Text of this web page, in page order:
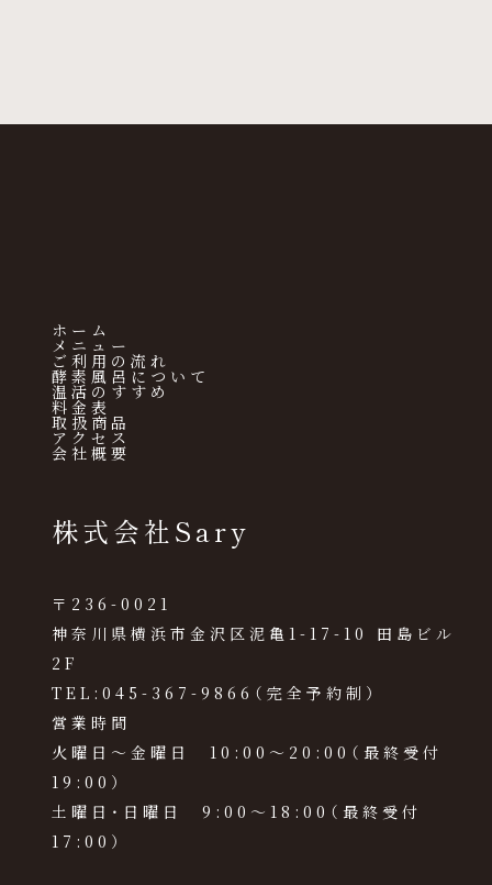
ホーム
メニュー
ご利用の流れ
酵素風呂について
温活のすすめ
料金表
取扱商品
アクセス
会社概要
株式会社Sary
〒236-0021
神奈川県横浜市金沢区泥亀1-17-10 田島ビル
2F
TEL:045-367-9866（完全予約制）
営業時間
火曜日～金曜日 10:00～20:00（最終受付
19:00）
土曜日・日曜日 9:00～18:00（最終受付
17:00）